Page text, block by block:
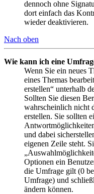
dennoch ohne
dort einfach das
wieder deaktivieren.
Nach oben
Wie kann ich eine
Wenn Sie ein neues
eines Themas
erstellen“ unterhalb
Sollten Sie diesen
wahrscheinlich nicht
erstellen. Sie sollten
und dabei
eigenen Zeile steht.
Optionen ein
die Umfrage gilt (0
Umfrage) und
ändern können.